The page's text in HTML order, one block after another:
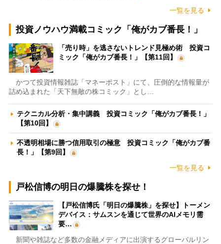
一覧を見る
投資ノウハウ満載コミック「俺がカブ番長！」
「売り時」を逃さないトレンド見極め術 投資コ
ミック「俺がカブ番長！」【第11回】
かつて投資情報雑誌「マネーポスト」にて、圧倒的な情報量が
詰め込まれた「天下無敵の株コミック」とし…
テクニカル分析・集中講義 投資コミック「俺がカブ番長！」
【第10回】
不透明相場に勝つ信用取引の極意 投資コミック「俺がカブ番
長！」【第9回】
一覧を見る
戸松信博の明日の爆騰株を探せ！
【戸松信博氏「明日の爆騰株」を探せ】トーメン
デバイス：サムスンを通じて世界のAIメモリ需
要…
新聞や雑誌など多数の金融メディアに出演するグローバルリン